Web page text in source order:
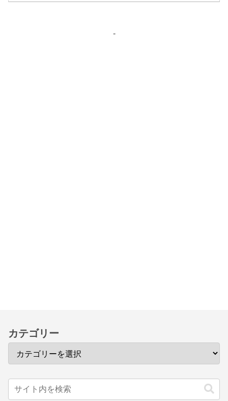
-
カテゴリー